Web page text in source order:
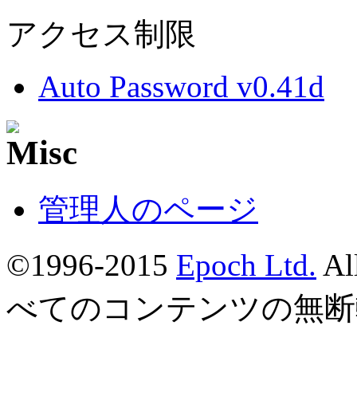
アクセス制限
Auto Password v0.41d
管理人のページ
©1996-2015 Epoch Ltd.
べてのコンテンツの無